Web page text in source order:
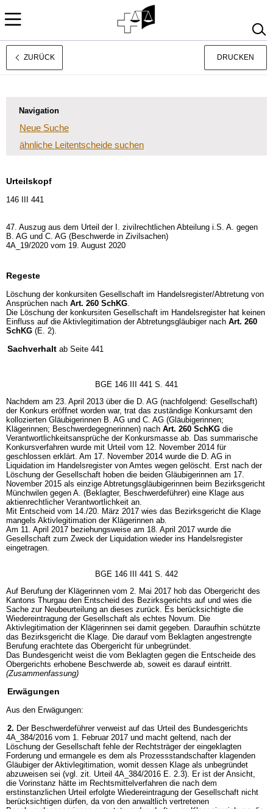
Rechtsprechung
ZURÜCK DRUCKEN
Navigation
Neue Suche
ähnliche Leitentscheide suchen
Urteilskopf
146 III 441
47. Auszug aus dem Urteil der I. zivilrechtlichen Abteilung i.S. A. gegen
B. AG und C. AG (Beschwerde in Zivilsachen)
4A_19/2020 vom 19. August 2020
Regeste
Löschung der konkursiten Gesellschaft im Handelsregister/Abtretung von
Ansprüchen nach Art. 260 SchKG.
Die Löschung der konkursiten Gesellschaft im Handelsregister hat keinen
Einfluss auf die Aktivlegitimation der Abtretungsgläubiger nach Art. 260
SchKG (E. 2).
Sachverhalt ab Seite 441
BGE 146 III 441 S. 441
Nachdem am 23. April 2013 über die D. AG (nachfolgend: Gesellschaft)
der Konkurs eröffnet worden war, trat das zuständige Konkursamt den
kollozierten Gläubigerinnen B. AG und C. AG (Gläubigerinnen;
Klägerinnen; Beschwerdegegnerinnen) nach Art. 260 SchKG die
Verantwortlichkeitsansprüche der Konkursmasse ab. Das summarische
Konkursverfahren wurde mit Urteil vom 12. November 2014 für
geschlossen erklärt. Am 17. November 2014 wurde die D. AG in
Liquidation im Handelsregister von Amtes wegen gelöscht. Erst nach der
Löschung der Gesellschaft hoben die beiden Gläubigerinnen am 17.
November 2015 als einzige Abtretungsgläubigerinnen beim Bezirksgericht
Münchwilen gegen A. (Beklagter, Beschwerdeführer) eine Klage aus
aktienrechtlicher Verantwortlichkeit an.
Mit Entscheid vom 14./20. März 2017 wies das Bezirksgericht die Klage
mangels Aktivlegitimation der Klägerinnen ab.
Am 11. April 2017 beziehungsweise am 18. April 2017 wurde die
Gesellschaft zum Zweck der Liquidation wieder ins Handelsregister
eingetragen.
BGE 146 III 441 S. 442
Auf Berufung der Klägerinnen vom 2. Mai 2017 hob das Obergericht des
Kantons Thurgau den Entscheid des Bezirksgerichts auf und wies die
Sache zur Neubeurteilung an dieses zurück. Es berücksichtigte die
Wiedereintragung der Gesellschaft als echtes Novum. Die
Aktivlegitimation der Klägerinnen sei damit gegeben. Daraufhin schützte
das Bezirksgericht die Klage. Die darauf vom Beklagten angestrengte
Berufung erachtete das Obergericht für unbegründet.
Das Bundesgericht weist die vom Beklagten gegen die Entscheide des
Obergerichts erhobene Beschwerde ab, soweit es darauf eintritt.
(Zusammenfassung)
Erwägungen
Aus den Erwägungen:
2. Der Beschwerdeführer verweist auf das Urteil des Bundesgerichts
4A_384/2016 vom 1. Februar 2017 und macht geltend, nach der
Löschung der Gesellschaft fehle der Rechtsträger der eingeklagten
Forderung und ermangele es dem als Prozessstandschafter klagenden
Gläubiger der Aktivlegitimation, womit dessen Klage als unbegründet
abzuweisen sei (vgl. zit. Urteil 4A_384/2016 E. 2.3). Er ist der Ansicht,
die Vorinstanz hätte im Rechtsmittelverfahren die nach dem
erstinstanzlichen Urteil erfolgte Wiedereintragung der Gesellschaft nicht
berücksichtigen dürfen, da von den anwaltlich vertretenen